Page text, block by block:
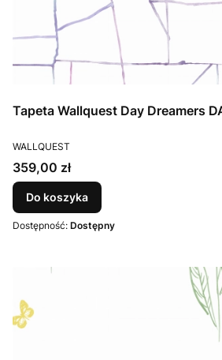
Tapeta Wallquest Day Dreamers
PRODUCENT
WALLQUEST
Cena
359,00 zł
Do koszyka
Dostępność: Dostępny